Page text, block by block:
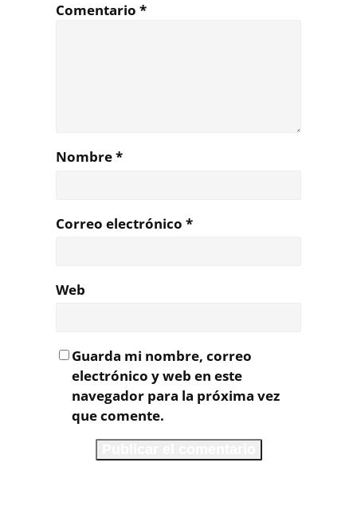
Comentario *
Nombre*
Correo electrónico *
Web
Guarda mi nombre, correo
electrónico y web en este
navegador para la próxima vez
que comente.